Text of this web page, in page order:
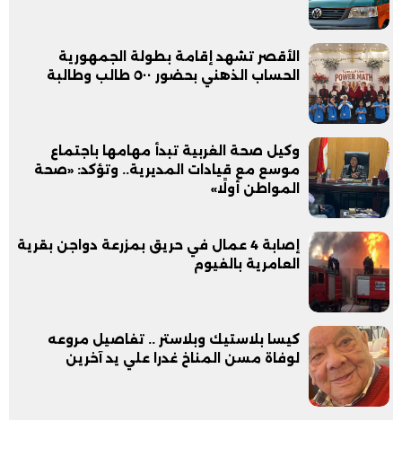
الأقصر تشهد إقامة بطولة الجمهورية
الحساب الذهني بحضور ٥٠٠ طالب وطالبة
وكيل صحة الغربية تبدأ مهامها باجتماع
موسع مع قيادات المديرية.. وتؤكد: «صحة
المواطن أولًا»
إصابة 4 عمال في حريق بمزرعة دواجن بقرية
العامرية بالفيوم
كيسا بلاستيك وبلاستر .. تفاصيل مروعه
لوفاة مسن المناخ غدرا علي يد آخرين